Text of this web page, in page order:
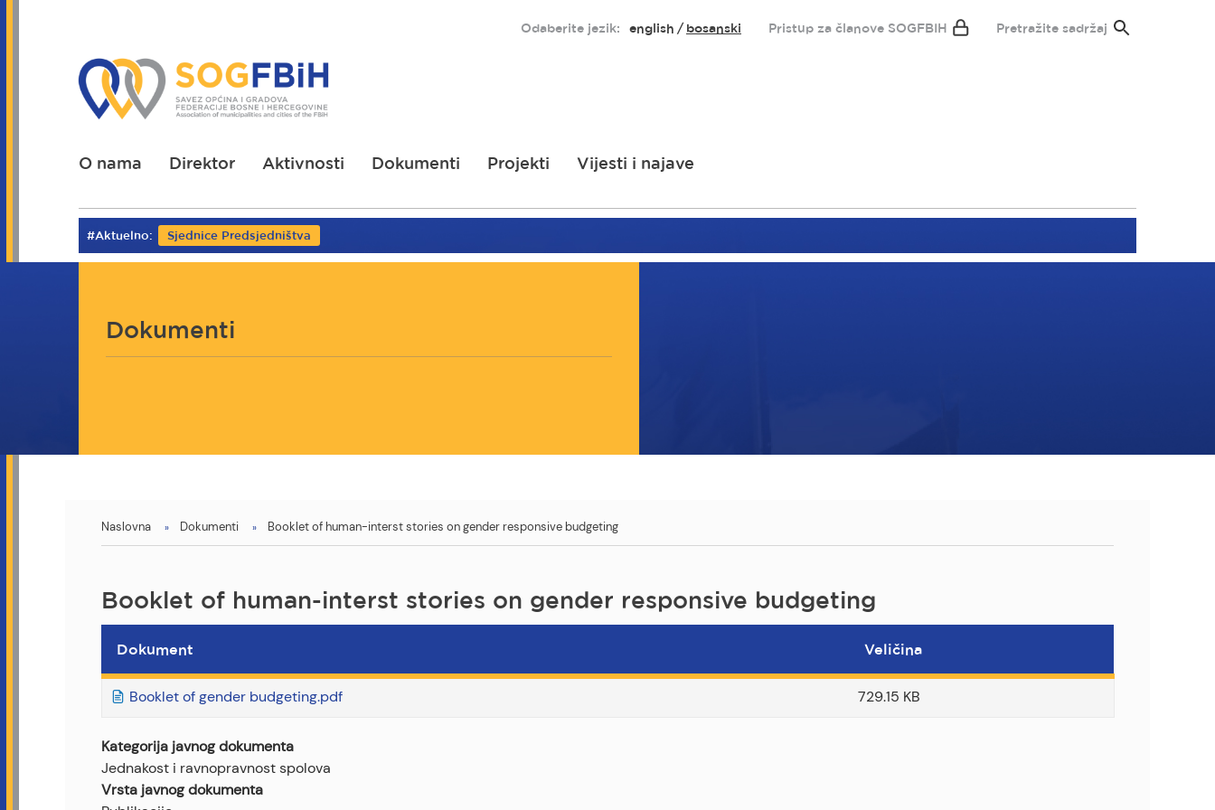
Odaberite jezik: english bosanski Pristup za članove SOGFBIH Pretražite sadržaj
O nama Direktor Aktivnosti Dokumenti Projekti Vijesti i najave
#Aktuelno: Sjednice Predsjedništva
Dokumenti
You
Naslovna Dokumenti Booklet of human-interst stories on gender responsive budgeting
Booklet of human-interst stories on gender responsive budgeting
Dokument Veličina
Booklet of gender budgeting.pdf 729.15 KB
Kategorija javnog dokumenta
Jednakost i ravnopravnost spolova
Vrsta javnog dokumenta